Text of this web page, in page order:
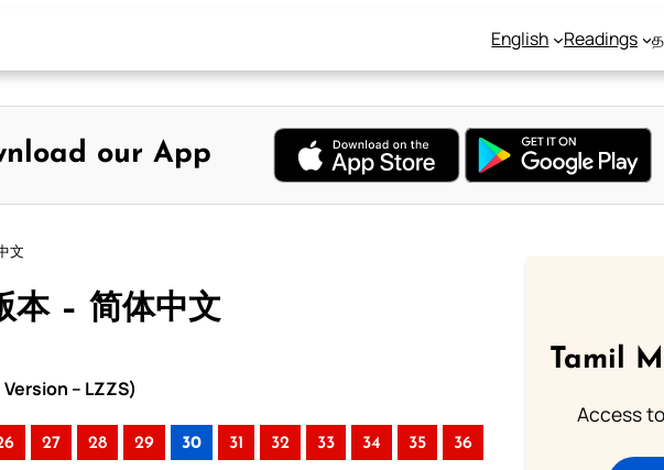
English Readings
our App
文
本 – 简体中文
– LZZS)
27 28 29 30 31 32 33 34 35 36
Tamil
Access